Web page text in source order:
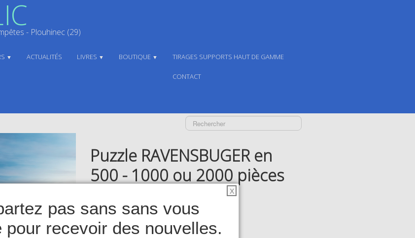
- Plouhinec (29)
▼ ACTUALITÉS LIVRES ▼ BOUTIQUE ▼ TIRAGES SUPPORTS HAUT DE GAMME
CONTACT
Puzzle RAVENSBUGER en
500 - 1000 ou 2000 pièces
En stock
Taille
X
pas sans sans vous
pour recevoir des nouvelles.